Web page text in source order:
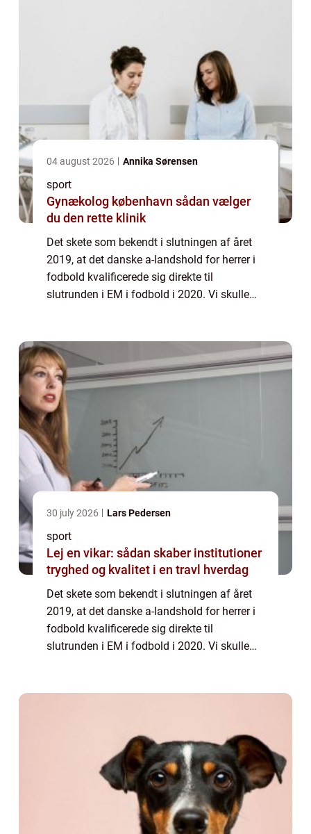
04 august 2026 Annika Sørensen
sport
Gynækolog københavn sådan vælger
du den rette klinik
Det skete som bekendt i slutningen af året
2019, at det danske a-landshold for herrer i
fodbold kvalificerede sig direkte til
slutrunden i EM i fodbold i 2020. Vi skulle
30 july 2026 Lars Pedersen
sport
Lej en vikar: sådan skaber institutioner
tryghed og kvalitet i en travl hverdag
Det skete som bekendt i slutningen af året
2019, at det danske a-landshold for herrer i
fodbold kvalificerede sig direkte til
slutrunden i EM i fodbold i 2020. Vi skulle